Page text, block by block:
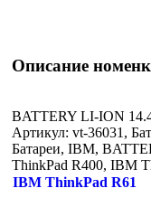
Описание
BATTERY LI-ION
Артикул: vt-36031,
Батареи, IBM,
ThinkPad R400, IBM
IBM ThinkPad R61